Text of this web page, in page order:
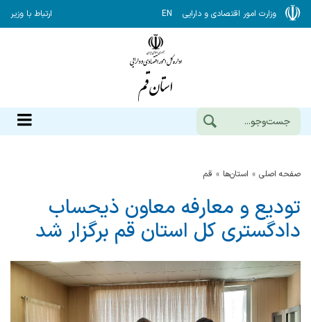
وزارت امور اقتصادی و دارایی EN ارتباط با وزیر
صفحه اصلی استان‌ها قم
تودیع و معارفه معاون ذیحساب
دادگستری کل استان قم برگزار شد